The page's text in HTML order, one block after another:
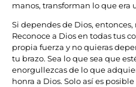
manos, transforman lo que
Si dependes de Dios,
Reconoce a Dios en todas tus
propia fuerza y no quieras
tu brazo. Sea lo que sea que
enorgullezcas de lo que
honra a Dios. Solo así es